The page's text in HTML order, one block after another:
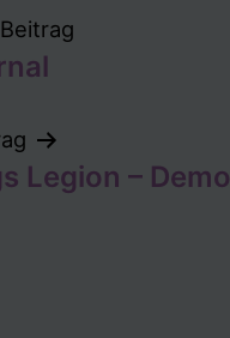
Legion – Demo